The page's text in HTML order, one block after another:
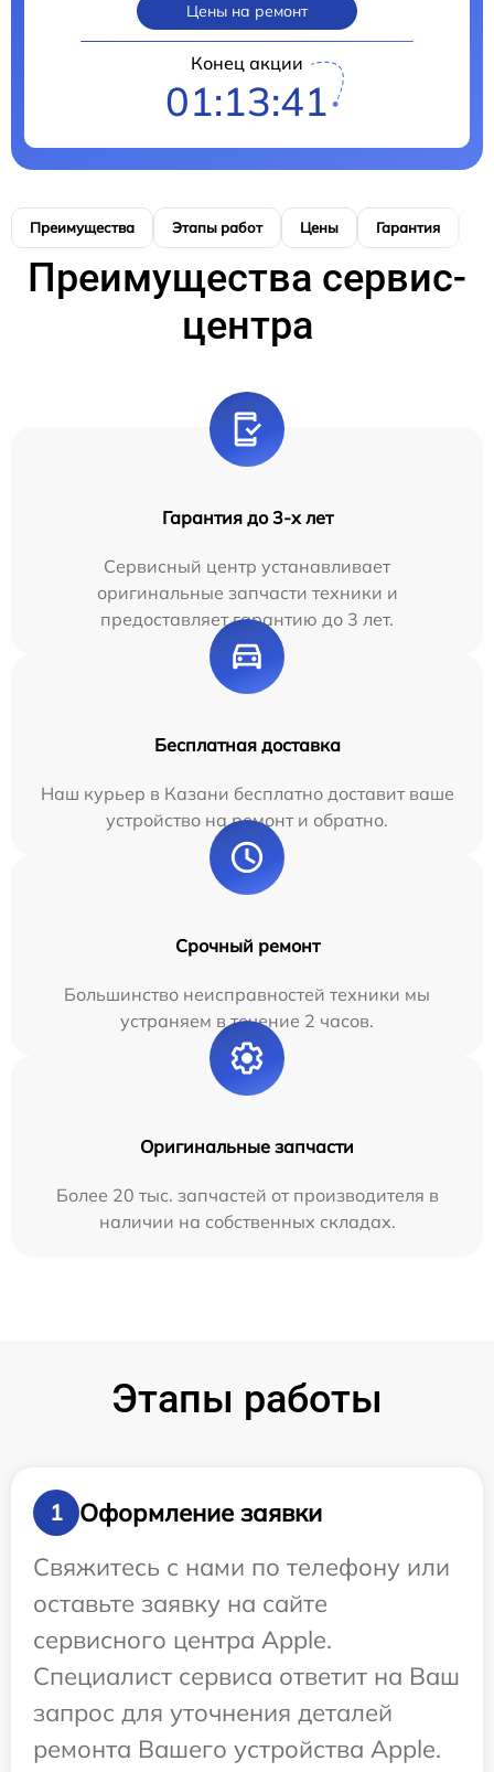
Цены на ремонт
Конец акции
01:13:39
Преимущества Этапы работ Цены Гарантия
Преимущества сервис-
центра
Гарантия до 3-х лет
Сервисный центр устанавливает
оригинальные запчасти техники и
предоставляет гарантию до 3 лет.
Бесплатная доставка
Наш курьер в Казани бесплатно доставит ваше
устройство на ремонт и обратно.
Срочный ремонт
Большинство неисправностей техники мы
устраняем в течение 2 часов.
Оригинальные запчасти
Более 20 тыс. запчастей от производителя в
наличии на собственных складах.
Этапы работы
1
Оформление заявки
Свяжитесь с нами по телефону или
оставьте заявку на сайте
сервисного центра Apple.
Специалист сервиса ответит на Ваш
запрос для уточнения деталей
ремонта Вашего устройства Apple.